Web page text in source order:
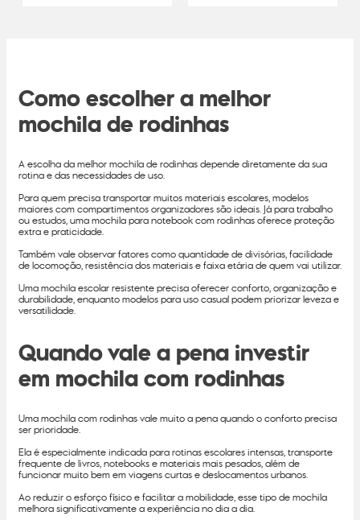
Como escolher a melhor
mochila de rodinhas
A escolha da melhor mochila de rodinhas depende diretamente da sua
rotina e das necessidades de uso.
Para quem precisa transportar muitos materiais escolares, modelos
maiores com compartimentos organizadores são ideais. Já para trabalho
ou estudos, uma mochila para notebook com rodinhas oferece proteção
extra e praticidade.
Também vale observar fatores como quantidade de divisórias, facilidade
de locomoção, resistência dos materiais e faixa etária de quem vai utilizar.
Uma mochila escolar resistente precisa oferecer conforto, organização e
durabilidade, enquanto modelos para uso casual podem priorizar leveza e
versatilidade.
Quando vale a pena investir
em mochila com rodinhas
Uma mochila com rodinhas vale muito a pena quando o conforto precisa
ser prioridade.
Ela é especialmente indicada para rotinas escolares intensas, transporte
frequente de livros, notebooks e materiais mais pesados, além de
funcionar muito bem em viagens curtas e deslocamentos urbanos.
Ao reduzir o esforço físico e facilitar a mobilidade, esse tipo de mochila
melhora significativamente a experiência no dia a dia.